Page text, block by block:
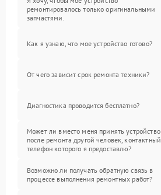
ремонтировалось только оригинальными
запчастями.
Как я узнаю, что мое устройство готово?
От чего зависит срок ремонта техники?
Диагностика проводится бесплатно?
Может ли вместо меня принять устройство
после ремонта другой человек, контактный
телефон которого я предоставлю?
Возможно ли получать обратную связь в
процессе выполнения ремонтных работ?